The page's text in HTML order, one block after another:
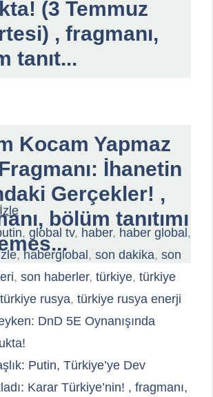
(3 Temmuz
, fragmanı,
tanıt...
Kocam Yapmaz
İhanetin
Gerçekler! ,
bölüm tanıtımı
, global tv, haber, haber global ,
,haberglobal , son dakika, son
, son haberler, türkiye, türkiye
türkiye rusya, türkiye rusya enerji
DnD 5E Oynanışında
Putin, Türkiye’ye Dev
Karar Türkiye’nin! , fragmanı,